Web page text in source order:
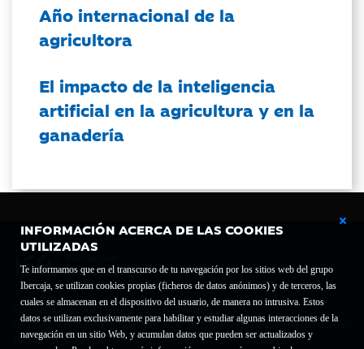
INFORMACIÓN ACERCA DE LAS COOKIES
UTILIZADAS
Te informamos que en el transcurso de tu navegación por los sitios web del grupo
Ibercaja, se utilizan cookies propias (ficheros de datos anónimos) y de terceros, las
cuales se almacenan en el dispositivo del usuario, de manera no intrusiva. Estos
datos se utilizan exclusivamente para habilitar y estudiar algunas interacciones de la
navegación en un sitio Web, y acumulan datos que pueden ser actualizados y
Año internacional de la
agricultora
El impacto de la inteligencia
artificial en la agricultura y en la
ganadería
Fundación Bancaria Ibercaja C.I.F. G-50000652.
Inscrita en el Registro de Fundaciones del Mº de Educación, Cultura y Deporte con el nº
1689.